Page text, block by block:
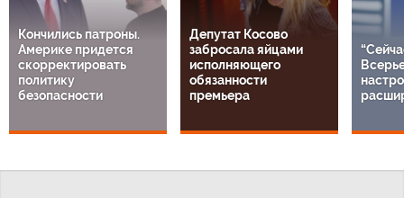
Кончились патроны.
Америке придется
скорректировать
политику
безопасности
Депутат Косово
забросала яйцами
исполняющего
обязанности
премьера